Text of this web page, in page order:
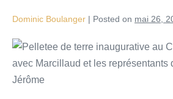
Dominic Boulanger | Posted on mai 26,